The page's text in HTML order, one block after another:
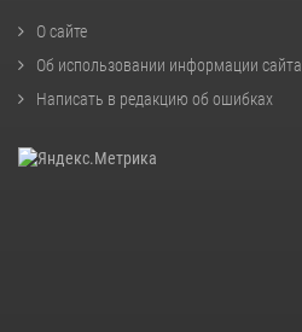
О сайте
Об использовании информации сайта
Написать в редакцию об ошибках